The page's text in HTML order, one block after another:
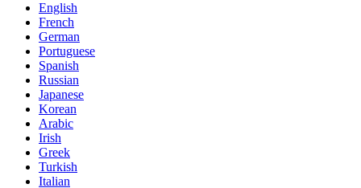
English
French
German
Portuguese
Spanish
Russian
Japanese
Korean
Arabic
Irish
Greek
Turkish
Italian